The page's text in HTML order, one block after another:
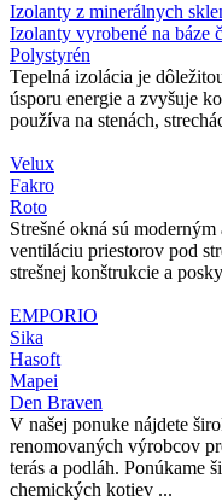
Izolanty z minerálnych
Izolanty vyrobené na báze
Polystyrén
Tepelná izolácia je
úsporu energie a zvyšuje
používa na stenách,
Velux
Fakro
Roto
Strešné okná sú
ventiláciu priestorov pod
strešnej konštrukcie a
EMPORIO
Sika
Hasoft
Mapei
Den Braven
V našej ponuke nájdete
renomovaných výrobcov
terás a podláh. Ponúkame
chemických kotiev ...